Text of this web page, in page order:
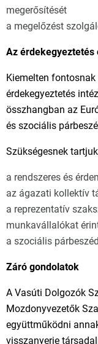
megerősítését
a megelőzést
Az
Kiemelten
érdekegyeztetés
összhangban az
és szociális
Szükségesnek
a rendszeres és
az ágazati kollektív
a reprezentatív
munkavállalókat
a szociális
Záró gondolatok
A Vasúti Dolgozók
Mozdonyvezetők
együttműködni
visszanyerje